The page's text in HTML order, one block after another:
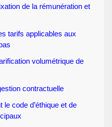
de la rémunération et
tarifs applicables aux
volumétrique de
contractuelle
code d’éthique et de